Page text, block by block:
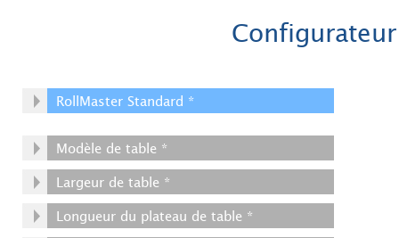
RollMaster Standard *
Modèle de table *
Largeur de table *
Longueur du plateau de table *